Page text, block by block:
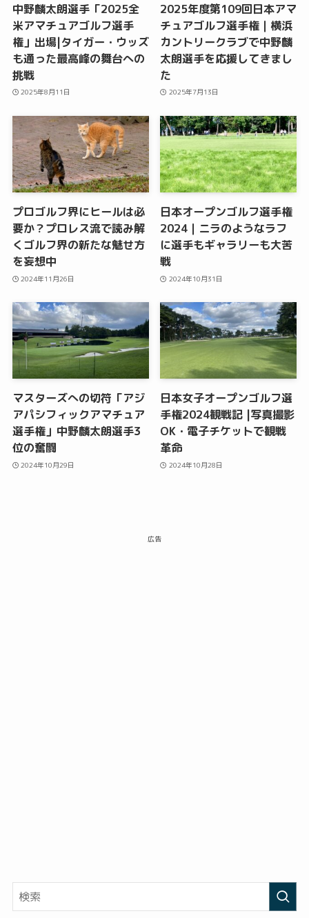
中野麟太朗選手「2025全
米アマチュアゴルフ選手
権」出場|タイガー・ウッズ
も通った最高峰の舞台への
挑戦
2025年8月11日
2025年度第109回日本アマ
チュアゴルフ選手権｜横浜
カントリークラブで中野麟
太朗選手を応援してきまし
た
2025年7月13日
プロゴルフ界にヒールは必
要か？プロレス流で読み解
くゴルフ界の新たな魅せ方
を妄想中
2024年11月26日
日本オープンゴルフ選手権
2024｜ニラのようなラフ
に選手もギャラリーも大苦
戦
2024年10月31日
マスターズへの切符「アジ
アパシフィックアマチュア
選手権」中野麟太朗選手3
位の奮闘
2024年10月29日
日本女子オープンゴルフ選
手権2024観戦記 |写真撮影
OK・電子チケットで観戦
革命
2024年10月28日
広告